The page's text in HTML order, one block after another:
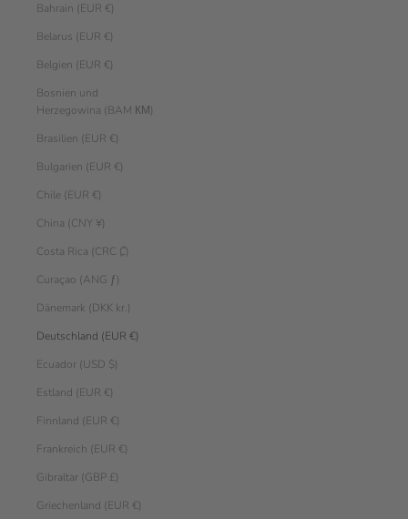
Bahrain (EUR €)
Belarus (EUR €)
Belgien (EUR €)
Bosnien und
Herzegowina (BAM КМ)
Brasilien (EUR €)
Bulgarien (EUR €)
Chile (EUR €)
China (CNY ¥)
Costa Rica (CRC ₡)
Curaçao (ANG ƒ)
Dänemark (DKK kr.)
Deutschland (EUR €)
Ecuador (USD $)
Estland (EUR €)
Finnland (EUR €)
Frankreich (EUR €)
Gibraltar (GBP £)
Griechenland (EUR €)